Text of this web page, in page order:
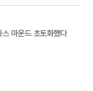
마운드 초토화했다